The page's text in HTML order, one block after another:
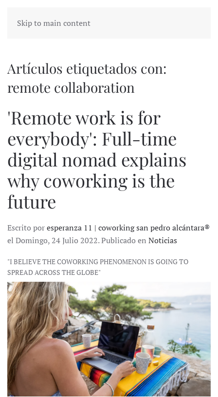
Skip to main content
Artículos etiquetados con:
remote collaboration
'Remote work is for
everybody': Full-time
digital nomad explains
why coworking is the
future
Escrito poresperanza 11 | coworking san pedro alcántara®
el Domingo, 24 Julio 2022. Publicado en Noticias
"I BELIEVE THE COWORKING PHENOMENON IS GOING TO
SPREAD ACROSS THE GLOBE"